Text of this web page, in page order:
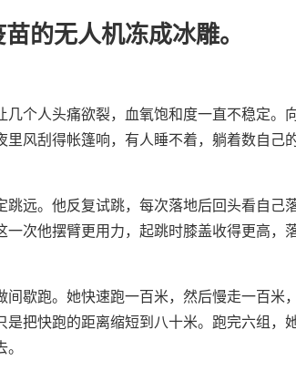
的无人机冻成冰雕。
个人头痛欲裂，血氧饱和度一直不稳定。
风刮得帐篷响，有人睡不着，躺着数自己
远。他反复试跳，每次落地后回头看自己
次他摆臂更用力，起跳时膝盖收得更高，
歇跑。她快速跑一百米，然后慢走一百米
把快跑的距离缩短到八十米。跑完六组，